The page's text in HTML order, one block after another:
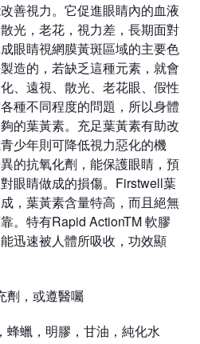
善視力。它促進眼睛內的血液
光，老花，視力差，長期面對
眼睛視網膜黃斑區域的主要色
造的，若缺乏這種元素，就會
、遠視、散光、老花眼、假性
種不同程度的問題，所以身體
的葉黃素。充足葉黃素有助改
少年則可降低視力惡化的機
的抗氧化劑，能保護眼睛，預
眼睛做成的損傷。Firstwell葉
，葉黃素含量特高，而且絕無
。特有Rapid ActionTM 軟膠
迅速被人體所吸收，功效顯
劑，或遵醫囑
蜂蠟，明膠，甘油，純化水